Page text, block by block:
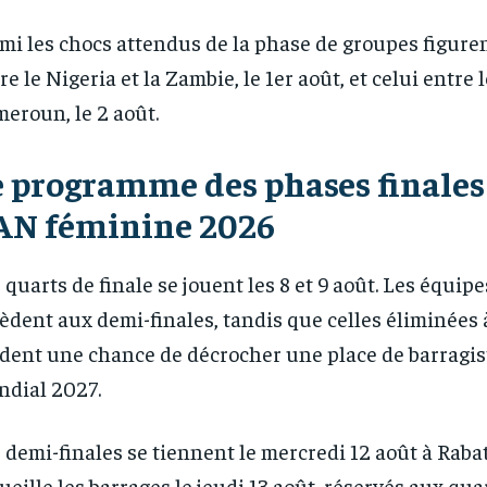
and you / year
Pay now and you get access to exclusive
news and articles for a whole year.
every
and you / year
Pay now and you get access to exclusive
news and articles for a whole year.
every
les chocs attendus de la phase de groupes
le Nigeria et la Zambie, le 1er août, et celui entre
le 2 août.
programme des phases
féminine 2026
quarts de finale se jouent les 8 et 9 août. Les
aux demi-finales, tandis que celles éliminées
une chance de décrocher une place de
2027.
demi-finales se tiennent le mercredi 12 août à